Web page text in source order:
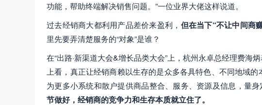
功能，帮助终端解决销售问题。”一位业界大佬这样说道。
过去经销商大都利用产品差价来盈利， 但在当下“不让中间商
里先要弄清楚服务的“对象”是谁？
在“出路·新渠道大会&增长品类大会”上，杭州永卓总经理费海
上看，真正让经销商赖以生存的是众多各具特色、不同地域
为更多小系统和散户提供商品整合、服务、资源及信息，量身
节做好，经销商的竞争力和生存本质就立住了。